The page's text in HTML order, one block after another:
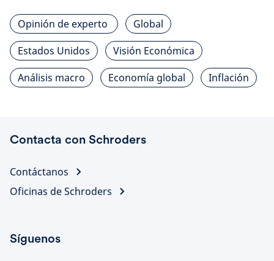
Opinión de experto
Global
Estados Unidos
Visión Económica
Análisis macro
Economía global Inflación
Contacta con Schroders
Contáctanos
Oficinas de Schroders
Síguenos